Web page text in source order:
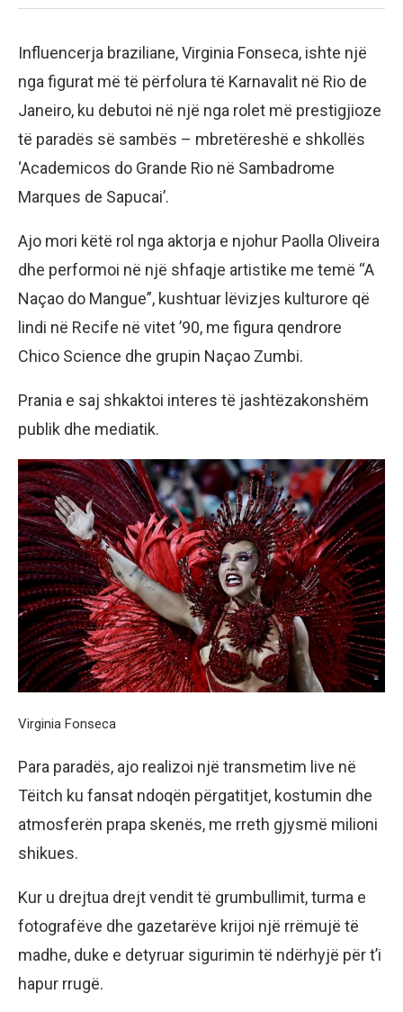
Influencerja braziliane, Virginia Fonseca, ishte një
nga figurat më të përfolura të Karnavalit në Rio de
Janeiro, ku debutoi në një nga rolet më prestigjioze
të paradës së sambës – mbretëreshë e shkollës
‘Academicos do Grande Rio në Sambadrome
Marques de Sapucai’.
Ajo mori këtë rol nga aktorja e njohur Paolla Oliveira
dhe performoi në një shfaqje artistike me temë “A
Naçao do Mangue”, kushtuar lëvizjes kulturore që
lindi në Recife në vitet ’90, me figura qendrore
Chico Science dhe grupin Naçao Zumbi.
Prania e saj shkaktoi interes të jashtëzakonshëm
publik dhe mediatik.
Virginia Fonseca
Para paradës, ajo realizoi një transmetim live në
Tëitch ku fansat ndoqën përgatitjet, kostumin dhe
atmosferën prapa skenës, me rreth gjysmë milioni
shikues.
Kur u drejtua drejt vendit të grumbullimit, turma e
fotografëve dhe gazetarëve krijoi një rrëmujë të
madhe, duke e detyruar sigurimin të ndërhyjë për t’i
hapur rrugë.